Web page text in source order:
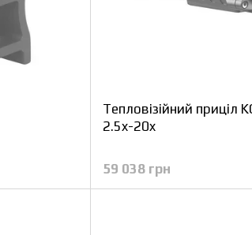
Тепловізійний приціл
2.5x-20x
59 038 грн